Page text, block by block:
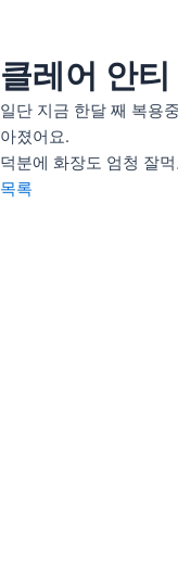
츠
로
건
너
뛰
기
인사말
의료인 소개
안티트러블
펄화이트
클레어 안
일단 지금 한달 째 복용
아졌어요.
덕분에 화장도 엄청 잘
목록